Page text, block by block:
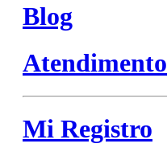
Blog
Atendimento
Mi Registro